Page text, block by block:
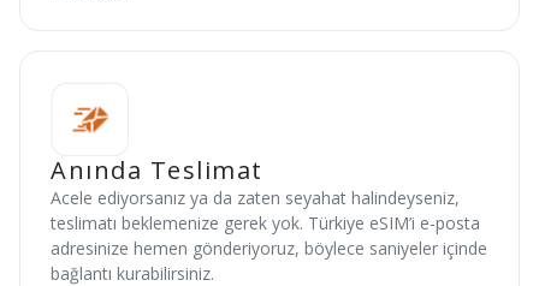
Anında Teslimat
Acele ediyorsanız ya da zaten seyahat halindeyseniz,
teslimatı beklemenize gerek yok. Türkiye eSIM’i e-posta
adresinize hemen gönderiyoruz, böylece saniyeler içinde
bağlantı kurabilirsiniz.